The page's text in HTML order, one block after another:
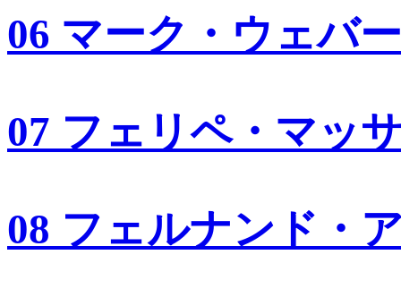
06 マーク・ウェバー
07 フェリペ・マッ
08 フェルナンド・